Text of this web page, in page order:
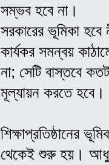
সম্ভব হবে না।
সরকারের ভূমিকা হবে
কার্যকর সমন্বয়
না; সেটি বাস্তবে
মূল্যায়ন করতে হবে।
শিক্ষাপ্রতিষ্ঠানের
থেকেই শুরু হয়।